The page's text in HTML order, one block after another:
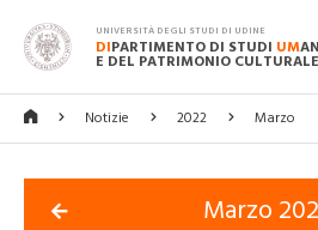
UNIVERSITÀ DEGLI STUDI DI UDINE
DIPARTIMENTO DI STUDI UM
E DEL PATRIMONIO CULTURALE
Notizie 2022 Marzo
Marzo